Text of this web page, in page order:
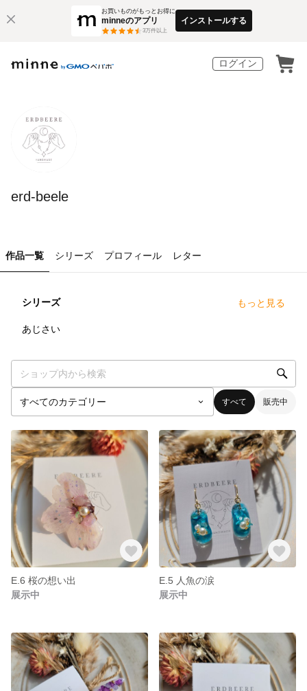
お買いものがもっとお得に
minneのアプリ
3万件以上
インストールする
ログイン
erd-beele
作品一覧 シリーズ プロフィール レター
シリーズ もっと見る
あじさい
すべて 販売中
E.6 桜の想い出
展示中
E.5 人魚の涙
展示中